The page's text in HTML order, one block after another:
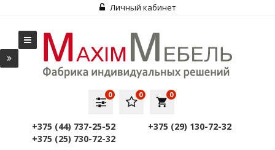
Личный кабинет
local_grocery_store
0
0
0
+375 (44) 737-25-52
+375 (29) 130-72-32
+375 (25) 730-72-32